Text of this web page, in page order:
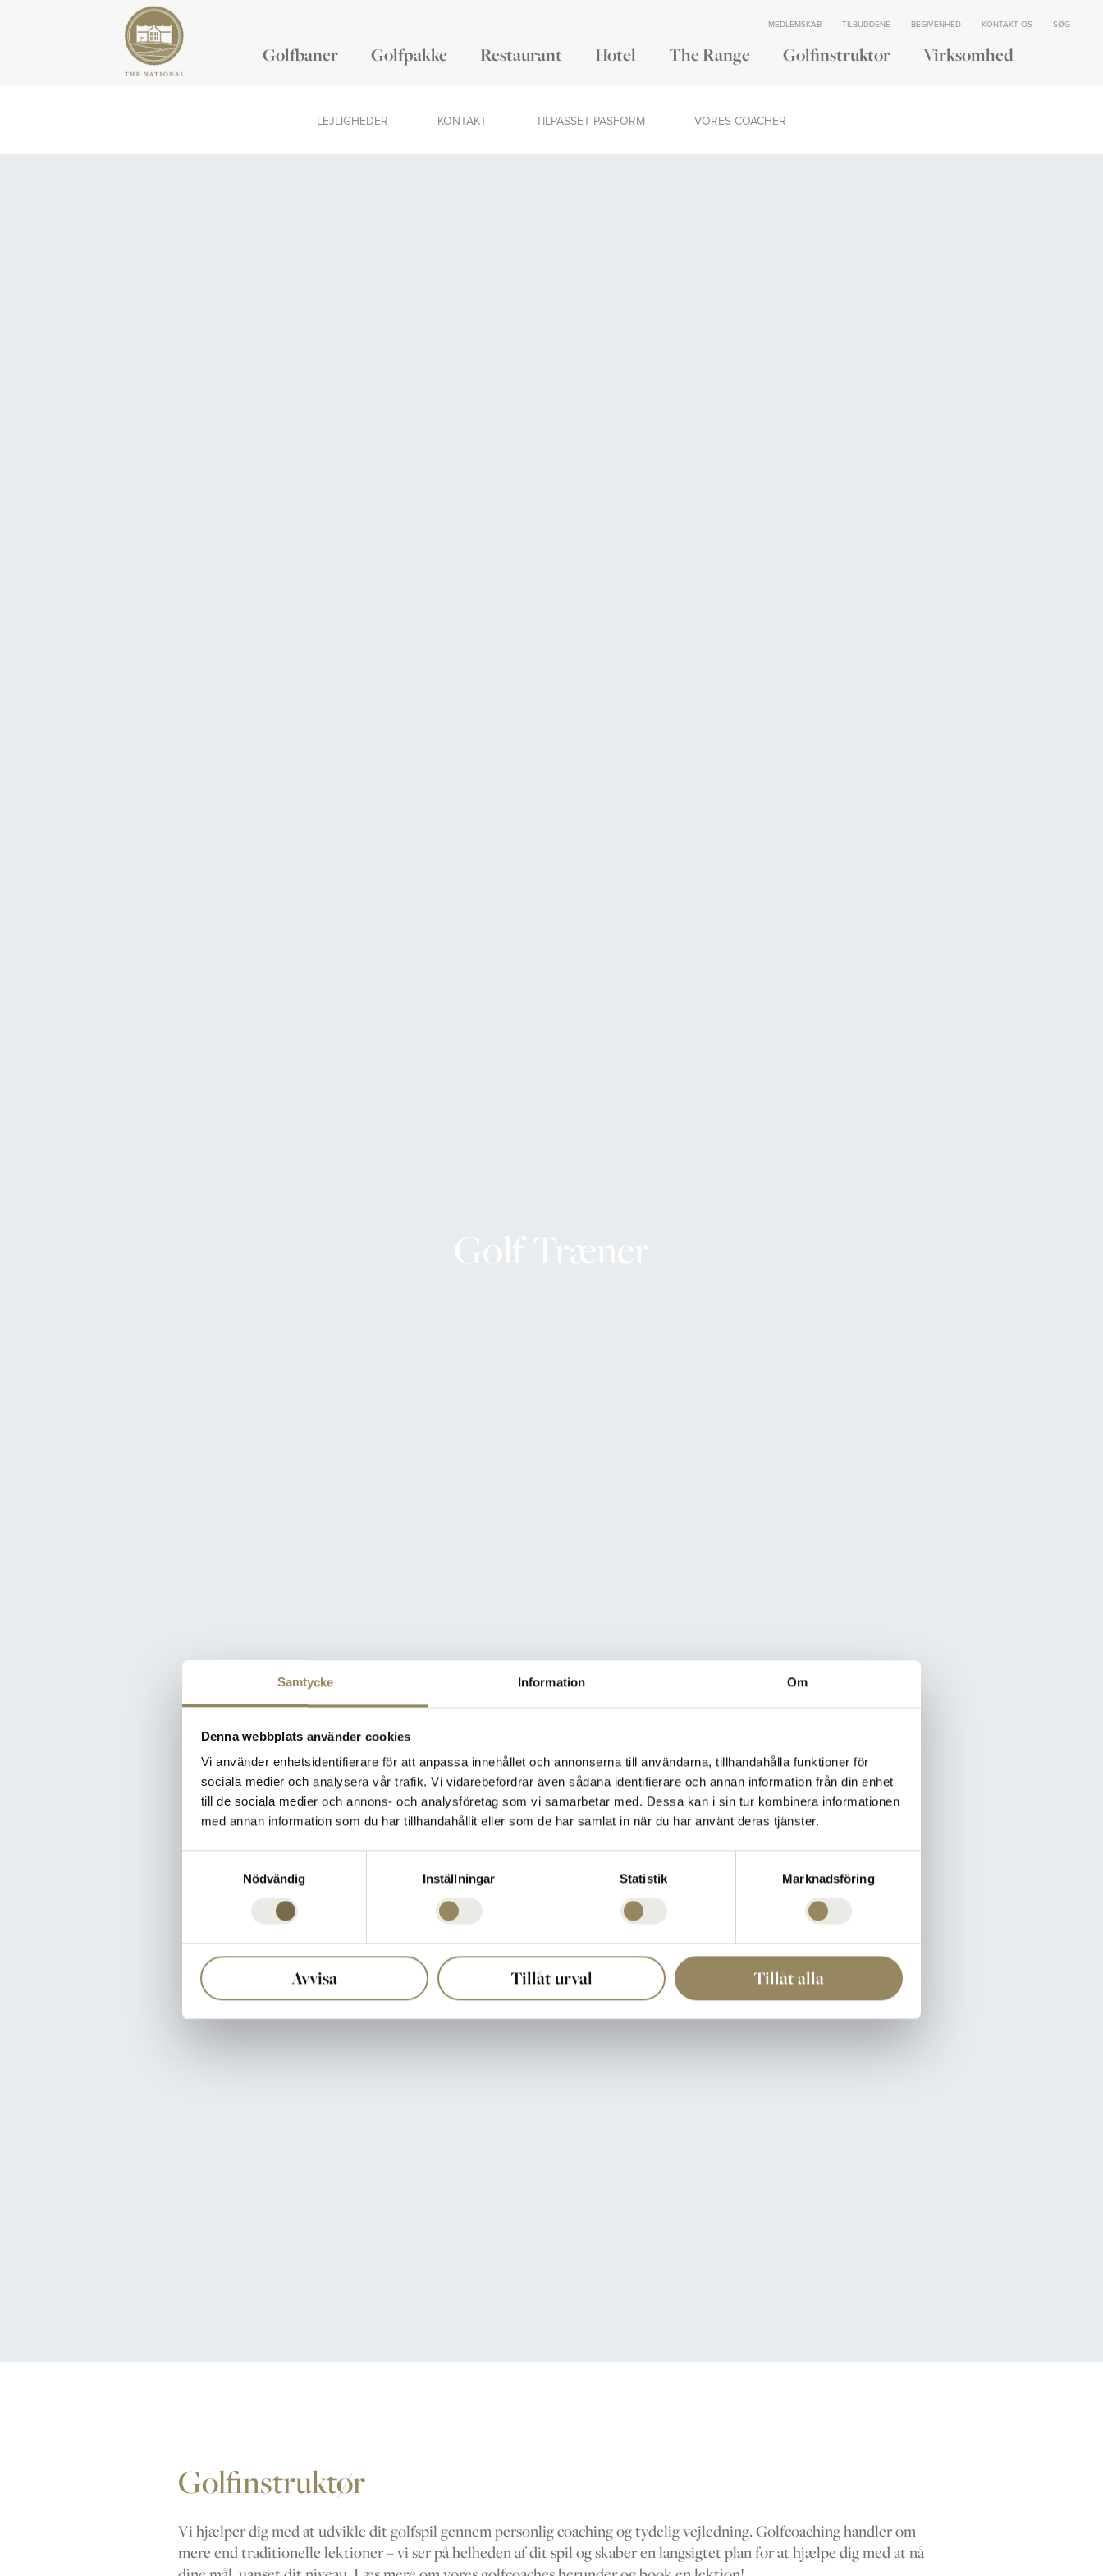
Samtycke Information Om
Denna webbplats använder cookies
Vi använder enhetsidentifierare för att anpassa innehållet och annonserna till användarna, tillhandahålla funktioner för
sociala medier och analysera vår trafik. Vi vidarebefordrar även sådana identifierare och annan information från din enhet
till de sociala medier och annons- och analysföretag som vi samarbetar med. Dessa kan i sin tur kombinera informationen
med annan information som du har tillhandahållit eller som de har samlat in när du har använt deras tjänster.
Nödvändig
Inställningar Statistik Marknadsföring
Avvisa Tillåt urval Tillåt alla
MEDLEMSKAB TILBUDDENE BEGIVENHED KONTAKT OS SØG
Golfbaner Golfpakke Restaurant Hotel The Range Golfinstruktør Virksomhed
LEJLIGHEDER KONTAKT TILPASSET PASFORM VORES COACHER
Golfinstruktør
Vi hjælper dig med at udvikle dit golfspil gennem personlig coaching og tydelig vejledning. Golfcoaching handler om
mere end traditionelle lektioner – vi ser på helheden af dit spil og skaber en langsigtet plan for at hjælpe dig med at nå